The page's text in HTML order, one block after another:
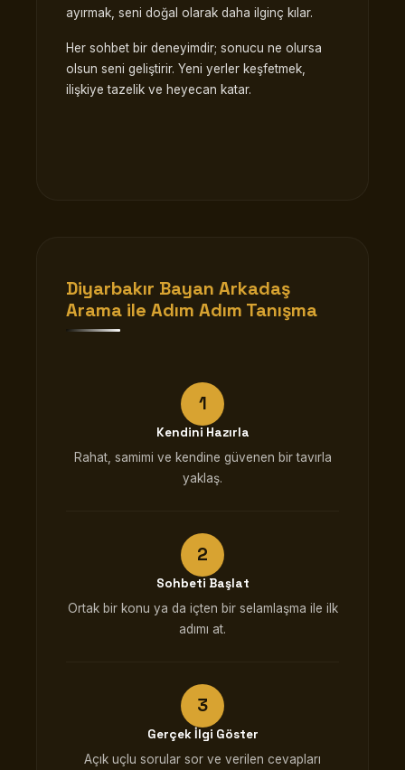
ayırmak, seni doğal olarak daha ilginç kılar.
Her sohbet bir deneyimdir; sonucu ne olursa
olsun seni geliştirir. Yeni yerler keşfetmek,
ilişkiye tazelik ve heyecan katar.
Diyarbakır Bayan Arkadaş
Arama ile Adım Adım Tanışma
Kendini Hazırla
Rahat, samimi ve kendine güvenen bir tavırla
yaklaş.
Sohbeti Başlat
Ortak bir konu ya da içten bir selamlaşma ile ilk
adımı at.
Gerçek İlgi Göster
Açık uçlu sorular sor ve verilen cevapları